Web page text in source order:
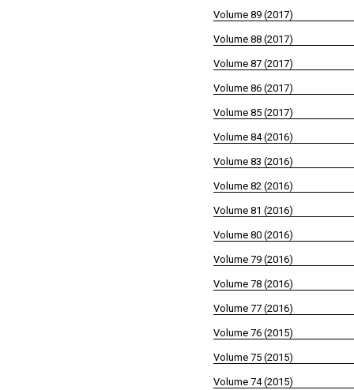
Volume 89 (2017)
Volume 88 (2017)
Volume 87 (2017)
Volume 86 (2017)
Volume 85 (2017)
Volume 84 (2016)
Volume 83 (2016)
Volume 82 (2016)
Volume 81 (2016)
Volume 80 (2016)
Volume 79 (2016)
Volume 78 (2016)
Volume 77 (2016)
Volume 76 (2015)
Volume 75 (2015)
Volume 74 (2015)